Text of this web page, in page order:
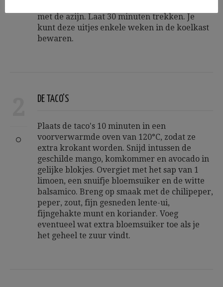
met de azijn. Laat 30 minuten trekken. Je
kunt deze uitjes enkele weken in de koelkast
bewaren.
DE TACO'S
Plaats de taco's 10 minuten in een
voorverwarmde oven van 120°C, zodat ze
extra krokant worden. Snijd intussen de
geschilde mango, komkommer en avocado in
gelijke blokjes. Overgiet met het sap van 1
limoen, een snuifje bloemsuiker en de witte
balsamico. Breng op smaak met de chilipeper,
peper, zout, fijn gesneden lente-ui,
fijngehakte munt en koriander. Voeg
eventueel wat extra bloemsuiker toe als je
het geheel te zuur vindt.